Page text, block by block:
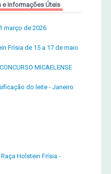
e Informações Úteis
março de 2026
Frísia de 15 a 17 de maio
MICAELENSE
do leite - Janeiro
Holstein Frísia -